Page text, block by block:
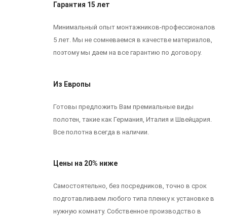
Гарантия 15 лет
Минимальный опыт монтажников-профессионалов
5 лет. Мы не сомневаемся в качестве материалов,
поэтому мы даем на все гарантию по договору.
Из Европы
Готовы предложить Вам премиальные виды
полотен, такие как Германия, Италия и Швейцария.
Все полотна всегда в наличии.
Цены на 20% ниже
Самостоятельно, без посредников, точно в срок
подготавливаем любого типа пленку к установке в
нужную комнату. Собственное производство в